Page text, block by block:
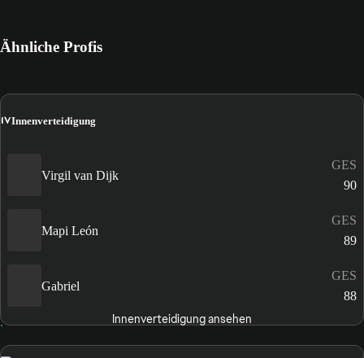
Ähnliche Profis
IVInnenverteidigung
Virgil van Dijk
GES
90
Mapi León
GES
89
Gabriel
GES
88
Innenverteidigung ansehen